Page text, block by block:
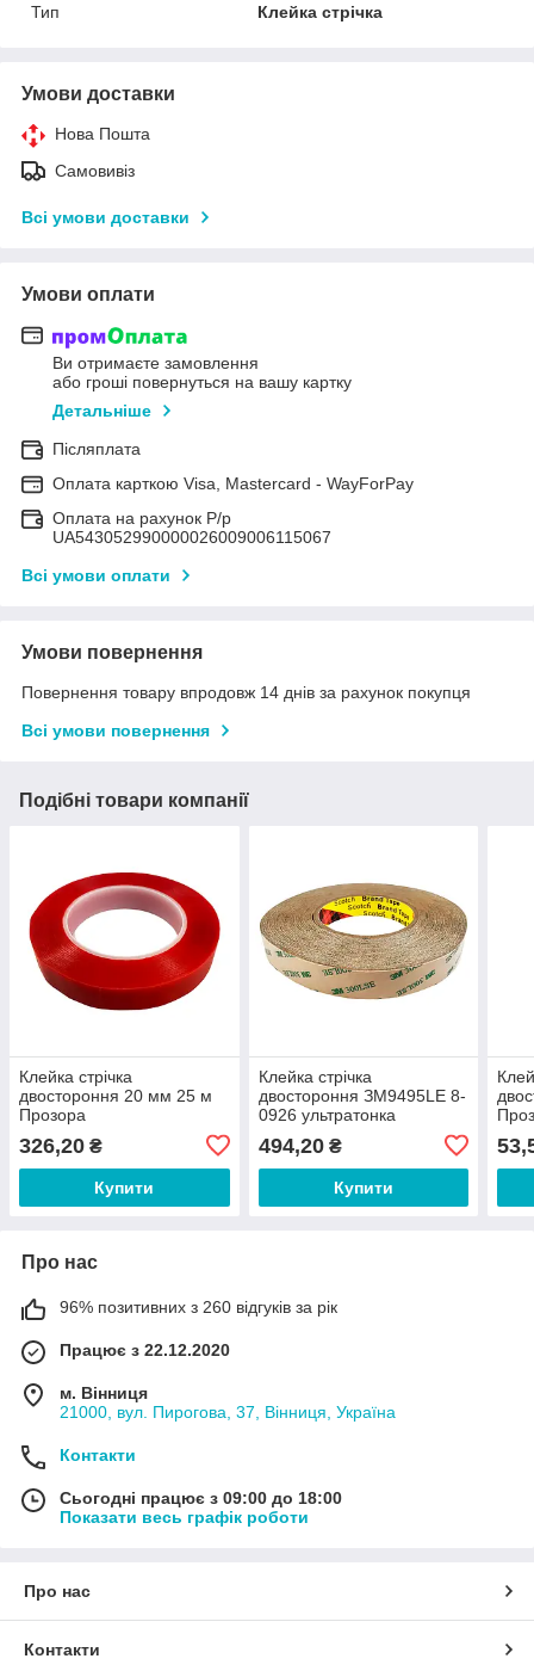
Тип
Клейка стрічка
Умови доставки
Нова Пошта
Самовивіз
Всі умови доставки
Умови оплати
Ви отримаєте замовлення
або гроші повернуться на вашу картку
Детальніше
Післяплата
Оплата карткою Visa, Mastercard - WayForPay
Оплата на рахунок Р/р
UA543052990000026009006115067
Всі умови оплати
Умови повернення
Повернення товару впродовж 14 днів за рахунок покупця
Всі умови повернення
Подібні товари компанії
Клейка стрічка
двостороння 20 мм 25 м
Прозора
326,20 ₴
Купити
Клейка стрічка
двостороння ЗМ9495LE 8-
0926 ультратонка
термостійка 20 мм х 55 м
494,20₴
Купити
Про нас
96% позитивних з 260 відгуків за рік
Працює з 22.12.2020
м. Вінниця
21000, вул. Пирогова, 37, Вінниця, Україна
Контакти
Сьогодні працює з 09:00 до 18:00
Показати весь графік роботи
Про нас
Контакти